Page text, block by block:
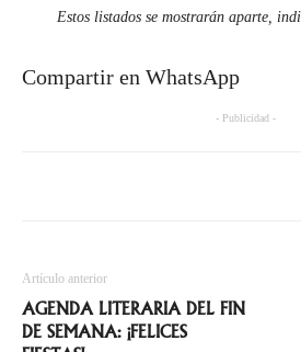
Estos listados se mostrarán aparte,
Compartir en WhatsApp
- Publicidad -
Artículo anterior
AGENDA LITERARIA DEL FIN
DE SEMANA: ¡FELICES